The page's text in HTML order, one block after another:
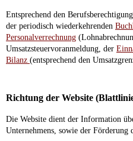
Entsprechend den
der periodisch wiederkehrenden
Personalverrechnung
Umsatzsteuervoranmeldung, der
Bilanz (entsprechend den
Richtung der Website
Die Website dient der Information
Unternehmens, sowie der Förderung